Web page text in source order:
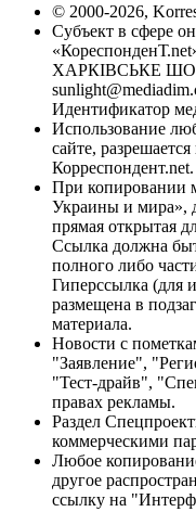
© 2000-2026,
Субъект в сфере
ХАРКІВСЬКЕ
Идентификатор
Использование
сайте,
Корреспондент.net.
При копировании
Украины и мира»,
прямая открытая
Ссылка должна
полного либо
Гиперссылка (для
размещена в
материала.
Новости с
"Заявление",
"Тест-драйв",
правах рекламы.
Раздел
коммерческими
Любое
другое
ссылку на